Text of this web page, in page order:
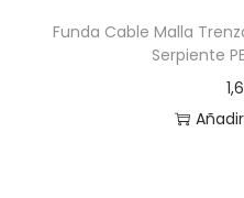
Funda Cable Malla
Serpiente